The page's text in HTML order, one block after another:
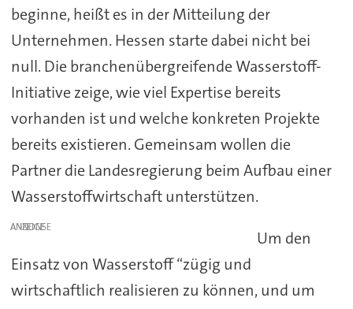
beginne, heißt es in der Mitteilung der
Unternehmen. Hessen starte dabei nicht bei
null. Die branchenübergreifende Wasserstoff-
Initiative zeige, wie viel Expertise bereits
vorhanden ist und welche konkreten Projekte
bereits existieren. Gemeinsam wollen die
Partner die Landesregierung beim Aufbau einer
Wasserstoffwirtschaft unterstützen.
ANZEIGE
Um den
Einsatz von Wasserstoff “zügig und
wirtschaftlich realisieren zu können, und um